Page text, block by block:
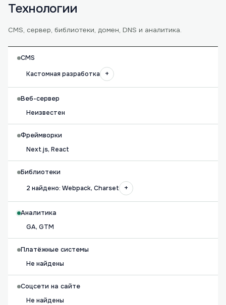
Технологии
CMS, сервер, библиотеки, домен, DNS и аналитика.
CMS
Кастомная разработка
+
Веб-сервер
Неизвестен
Фреймворки
Next.js, React
Библиотеки
2 найдено: Webpack, Charset
+
Аналитика
GA, GTM
Платёжные системы
Не найдены
Соцсети на сайте
Не найдены